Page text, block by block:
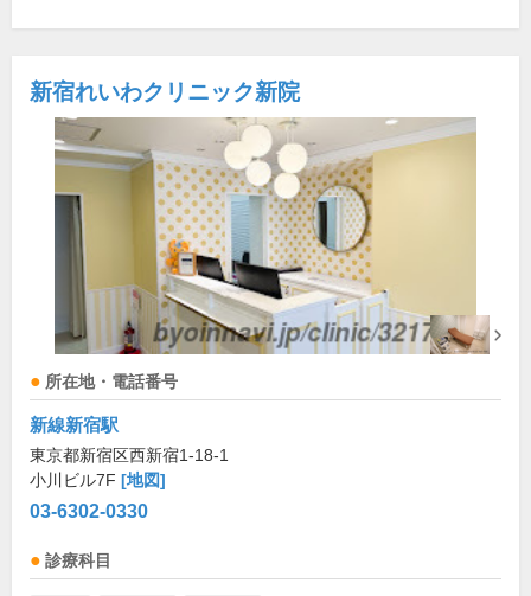
新宿れいわクリニック新院
所在地・電話番号
新線新宿駅
東京都新宿区西新宿1-18-1
小川ビル7F [地図]
03-6302-0330
診療科目